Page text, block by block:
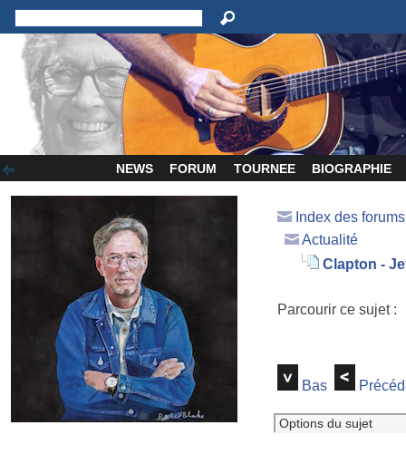
NEWS FORUM TOURNEE BIOGRAPHIE
Index des
Actualité
Clapton -
Parcourir ce sujet
Bas